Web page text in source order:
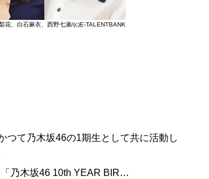
花、白石麻衣、西野七瀬/(c)E-TALENTBANK
つて乃木坂46の1期生として共に活動し
乃木坂46 10th YEAR BIR…